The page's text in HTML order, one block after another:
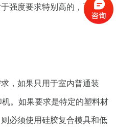
强度要求特别高的，可采用
，如果只用于室内普通装
。如果要求是特定的塑料材
必须使用硅胶复合模具和低